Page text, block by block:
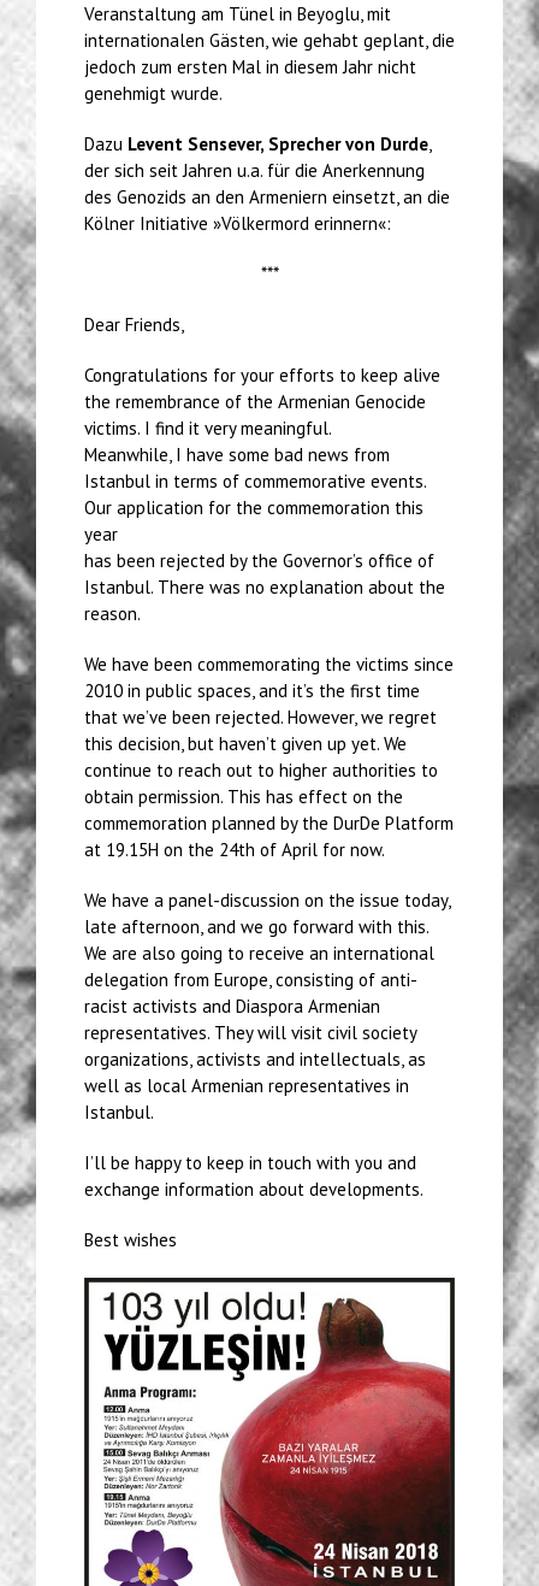
Veranstaltung am Tünel in Beyoglu, mit
internationalen Gästen, wie gehabt geplant, die
jedoch zum ersten Mal in diesem Jahr nicht
genehmigt wurde.
Dazu Levent Sensever, Sprecher von Durde,
der sich seit Jahren u.a. für die Anerkennung
des Genozids an den Armeniern einsetzt, an die
Kölner Initiative »Völkermord erinnern«:
***
Dear Friends,
Congratulations for your efforts to keep alive
the remembrance of the Armenian Genocide
victims. I find it very meaningful.
Meanwhile, I have some bad news from
Istanbul in terms of commemorative events.
Our application for the commemoration this
year
has been rejected by the Governor’s office of
Istanbul. There was no explanation about the
reason.
We have been commemorating the victims since
2010 in public spaces, and it’s the first time
that we’ve been rejected. However, we regret
this decision, but haven’t given up yet. We
continue to reach out to higher authorities to
obtain permission. This has effect on the
commemoration planned by the DurDe Platform
at 19.15H on the 24th of April for now.
We have a panel-discussion on the issue today,
late afternoon, and we go forward with this.
We are also going to receive an international
delegation from Europe, consisting of anti-
racist activists and Diaspora Armenian
representatives. They will visit civil society
organizations, activists and intellectuals, as
well as local Armenian representatives in
Istanbul.
I’ll be happy to keep in touch with you and
exchange information about developments.
Best wishes